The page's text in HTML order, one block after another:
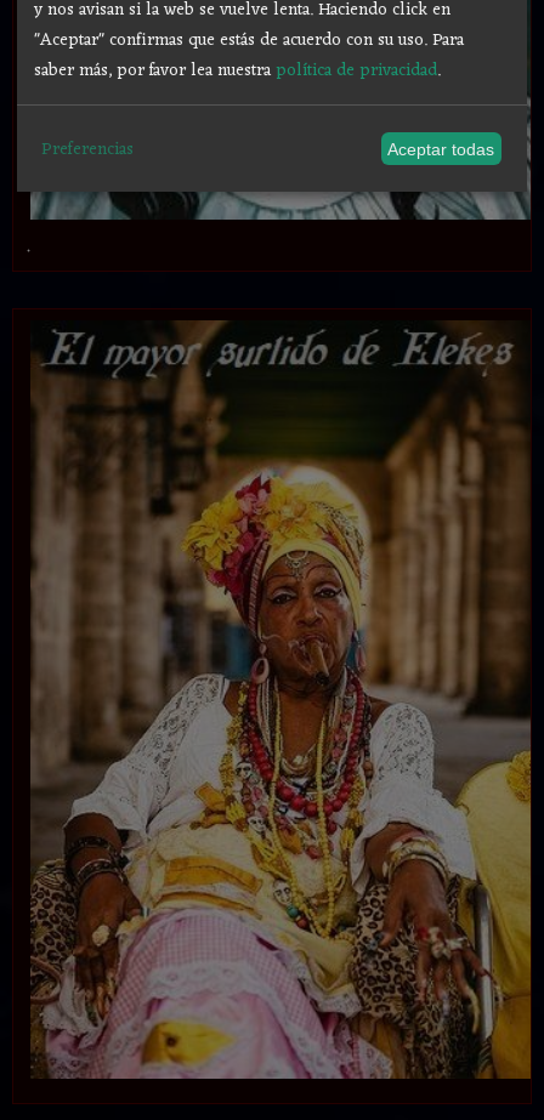
.
y nos avisan si la web se vuelve lenta. Haciendo click en
"Aceptar" confirmas que estás de acuerdo con su uso.Para
saber más, por favor lea nuestrapolítica de privacidad.
Preferencias Aceptar todas